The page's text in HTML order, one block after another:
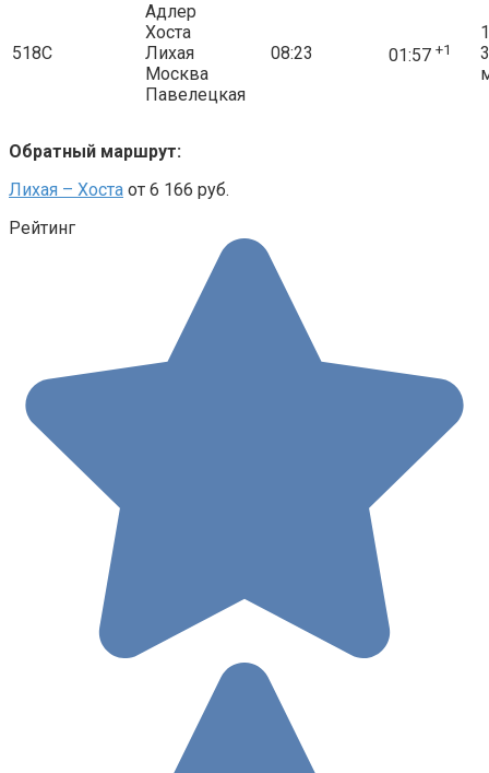
518С
Адлер
Хоста
Лихая
Москва
Павелецкая
08:23 01:57 +1
Обратный маршрут:
Лихая – Хоста от 6 166 руб.
Рейтинг